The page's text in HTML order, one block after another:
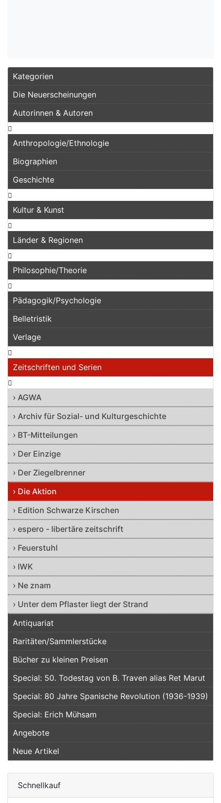
Kategorien
Die Neuerscheinungen
Autorinnen & Autoren
Anthropologie/Ethnologie
Biographien
Geschichte
Kultur & Kunst
Länder & Regionen
Philosophie/Theorie
Pädagogik/Psychologie
Belletristik
Verlage
Zeitschriften und Serien
› AGWA
› Archiv für Sozial- und Kulturgeschichte
› BT-Mitteilungen
› Der Einzige
› Der Ziegelbrenner
› Die Aktion
› Edition Schwarze Kirschen
› espero - libertäre zeitschrift
› Feuerstuhl
› IWK
› Ne znam
› Unter dem Pflaster liegt der Strand
Antiquariat
Raritäten/Sammlerstücke
Bücher zu kleinen Preisen
Special: 50. Todestag von B. Traven alias Ret Marut
Special: 80 Jahre Spanische Revolution (1936-1939)
Special: Erich Mühsam
Angebote
Neue Artikel
Schnellkauf